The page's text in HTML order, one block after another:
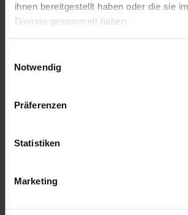
ihnen bereitgestellt haben oder die sie
Dienste gesammelt haben.
Notwendig
Präferenzen
Statistiken
Marketing